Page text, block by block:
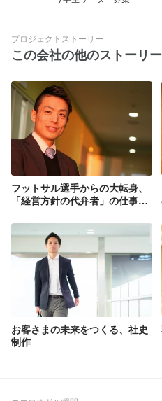
プロジェクトストーリー
この会社の他のストーリー
フットサル選手からの大転身、
「経営方針の代弁者」の仕事と
お客さまの未来をつくる、社史
制作